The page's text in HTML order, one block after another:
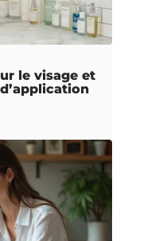
le visage et